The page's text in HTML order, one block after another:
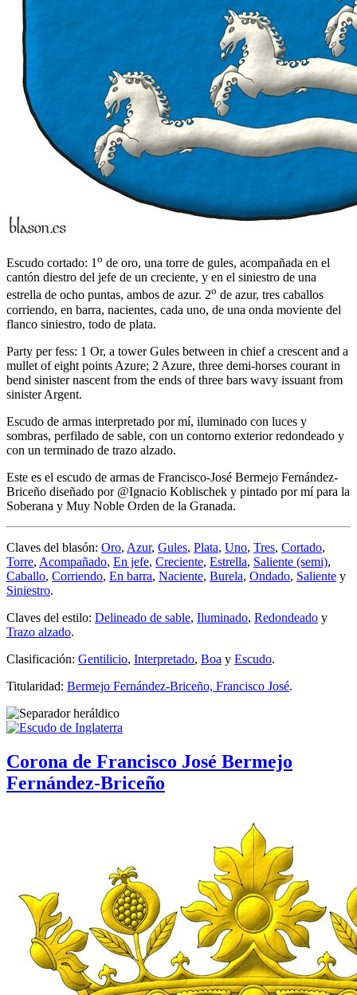
Escudo cortado: 1o de oro, una torre de gules, acompañada en el
cantón diestro del jefe de un creciente, y en el siniestro de una
estrella de ocho puntas, ambos de azur. 2o de azur, tres caballos
corriendo, en barra, nacientes, cada uno, de una onda moviente del
flanco siniestro, todo de plata.
Party per fess: 1 Or, a tower Gules between in chief a crescent and a
mullet of eight points Azure; 2 Azure, three demi-horses courant in
bend sinister nascent from the ends of three bars wavy issuant from
sinister Argent.
Escudo de armas interpretado por mí, iluminado con luces y
sombras, perfilado de sable, con un contorno exterior redondeado y
con un terminado de trazo alzado.
Este es el escudo de armas de Francisco-José Bermejo Fernández-
Briceño diseñado por @Ignacio Koblischek y pintado por mí para la
Soberana y Muy Noble Orden de la Granada.
Claves del blasón: Oro, Azur, Gules, Plata, Uno, Tres, Cortado,
Torre, Acompañado, En jefe, Creciente, Estrella, Saliente (semi),
Caballo, Corriendo, En barra, Naciente, Burela, Ondado, Saliente y
Siniestro.
Claves del estilo: Delineado de sable, Iluminado, Redondeado y
Trazo alzado.
Clasificación: Gentilicio, Interpretado, Boa y Escudo.
Titularidad: Bermejo Fernández-Briceño, Francisco José.
Corona de Francisco José Bermejo
Fernández-Briceño